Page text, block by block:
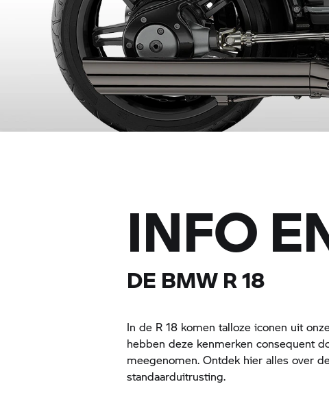
INFO
DE BMW R 18
In de R 18 komen talloze iconen uit
hebben deze kenmerken consequent
meegenomen. Ontdek hier alles over
standaarduitrusting.